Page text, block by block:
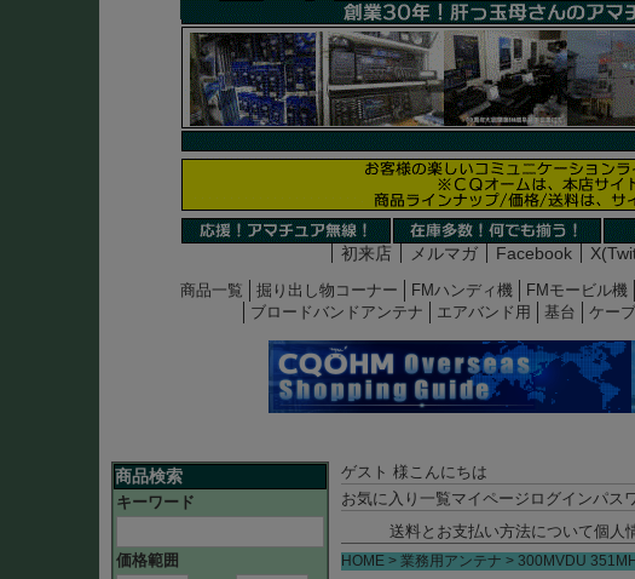
初来店 メルマガ Facebook
商品一覧 掘り出し物コーナー FMハンディ機 FMモービル機
ブロードバンドアンテナ
エアバンド用 基台 ケー
商品検索
キーワード
価格範囲
ゲスト 様こんにちは
お気に入り一覧マイページ ログインパス
送料とお支払い方法について個人
HOME 業務用アンテナ 300MVDU